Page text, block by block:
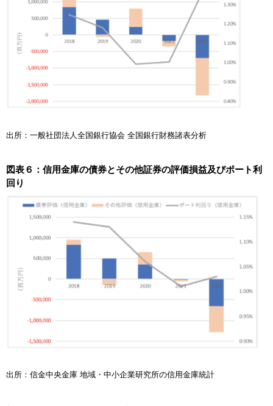
出所：一般社団法人全国銀行協会 全国銀行財務諸表分析
図表６：信用金庫の債券とその他証券の評価損益及びポート利
回り
出所：信金中央金庫 地域・中小企業研究所の信用金庫統計